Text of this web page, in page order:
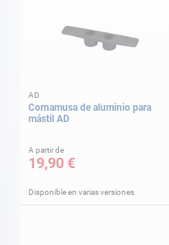
AD
Cornamusa de aluminio para
mástil AD
A partir de
19,90 €
Disponible en varias versiones